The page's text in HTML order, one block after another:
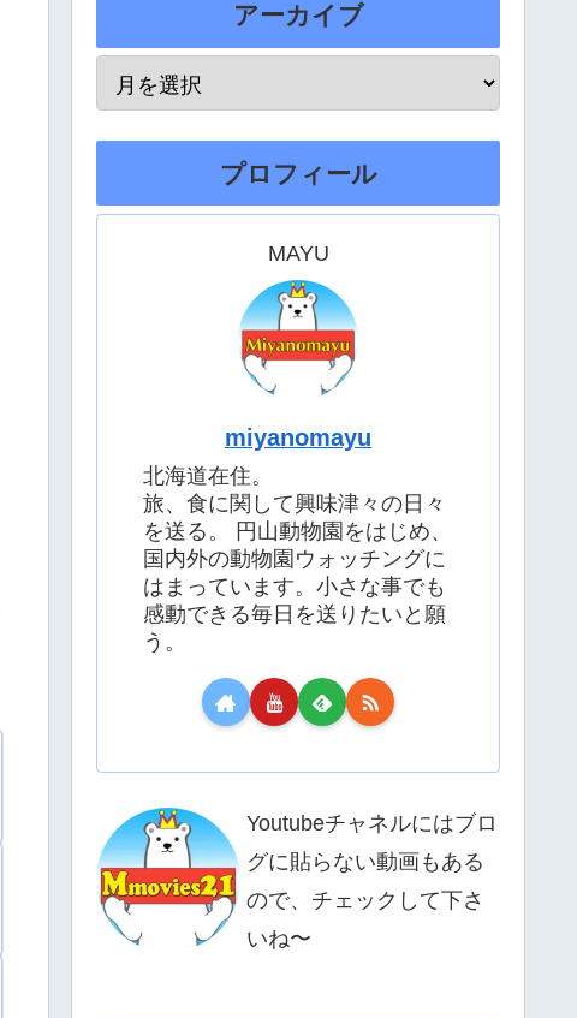
アーカイブ
プロフィール
MAYU
miyanomayu
北海道在住。
旅、食に関して興味津々の日々
を送る。 円山動物園をはじめ、
国内外の動物園ウォッチングに
はまっています。小さな事でも
感動できる毎日を送りたいと願
う。
Youtubeチャネルにはブロ
グに貼らない動画もある
ので、チェックして下さ
いね〜